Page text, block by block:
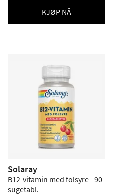
KJØP NÅ
Solaray
B12-vitamin med folsyre - 90
sugetabl.